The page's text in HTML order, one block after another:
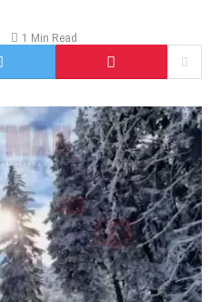
1 Min Read